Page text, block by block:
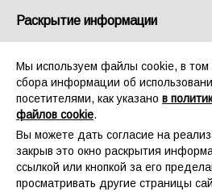
Россия
TARGET
Раскрытие информации
Мы используем файлы cookie, в том
сбора информации об
посетителями, как указано в
файлов cookie.
Вы можете дать согласие на
закрыв это окно раскрытия
ссылкой или кнопкой за его
просматривать другие страницы